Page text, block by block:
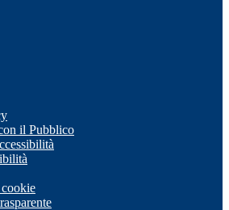
il Pubblico
cookie